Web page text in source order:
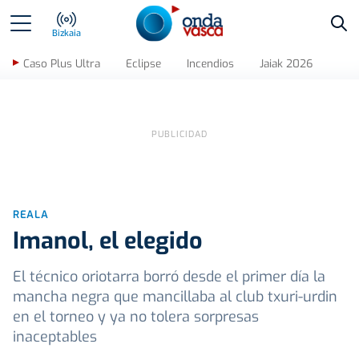
Bizkaia
Caso Plus Ultra Eclipse Incendios Jaiak 2026
REALA
Imanol, el elegido
El técnico oriotarra borró desde el primer día la
mancha negra que mancillaba al club txuri-urdin
en el torneo y ya no tolera sorpresas
inaceptables